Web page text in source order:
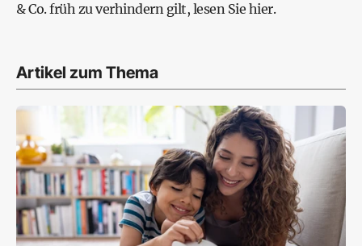
& Co. früh zu verhindern gilt, lesen Sie hier.
Artikel zum Thema